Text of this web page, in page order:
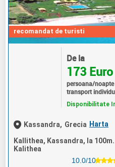
recomandat de turisti
De la
173 Euro
persoana/noapte
transport
Disponibilitate
Kassandra, Grecia Harta
Kallithea, Kassandra, la
Kalithea
10.0/10